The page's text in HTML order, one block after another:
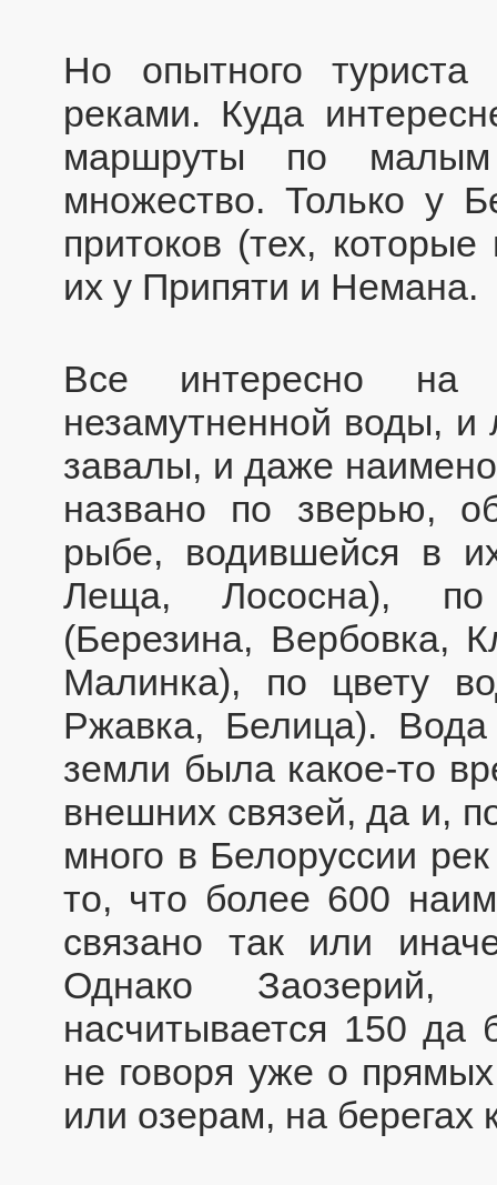
Но опытного
реками. Куда
маршруты по
множество. Только у
притоков (тех,
их у Припяти и Немана.
Все интересно
незамутненной воды, и
завалы, и даже
названо по зверью,
рыбе, водившейся в
Леща, Лососна), по
(Березина, Вербовка,
Малинка), по цвету
Ржавка, Белица).
земли была какое-то
внешних связей, да и,
много в Белоруссии
то, что более 600
связано так или
Однако
насчитывается 150
не говоря уже о
или озерам, на